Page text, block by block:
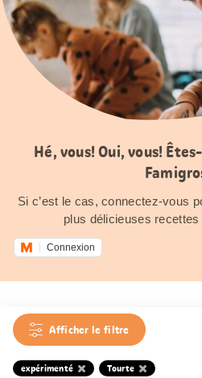
Hé, vous! Oui, vous!
Si c’est le cas, connectez-vous
plus délicieuses
Connexion
Afficher le filtre
expérimenté Tourte